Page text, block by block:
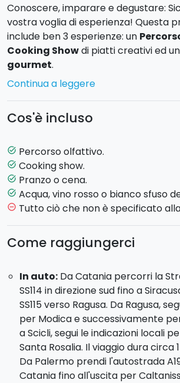
Conoscere, imparare e degustare:
vostra voglia di esperienza! Questa
include ben 3 esperienze: un
Cooking Showdi piatti creativi ed un
gourmet.
L'esperienza si svolge presso
aromatiche: officinali ed
odorandole e gustandole.
Seguirà il Cooking Show con una
culinaria, condotta da uno Chef
verranno realizzate due ricette
stagionali dell'orto in abbinamento
(pesce fritto di terra). Il tutto immersi
splendido giardino sotto un pergolato
Tappa finale è ilpranzo o la cena
prodotti dell'orto ed un mix di erbe
menù verrà deciso in base alla
e sarà composto da "pisci fritti ri
pastella, cavati alla norma, olive
in abbinamento a marmellate,
Continua a leggere
Cos'è incluso
task_alt Percorso olfattivo.
task_alt Cooking show.
task_alt Pranzo o cena.
task_alt Acqua, vino rosso o bianco sfuso
remove_circle_outline Tutto ciò che non è specificato
Come raggiungerci
In auto:Da Catania percorri la
SS114 in direzione sud fino a
SS115 verso Ragusa. Da Ragusa,
per Modica e successivamente
a Scicli, segui le indicazioni locali
Santa Rosalia. Il viaggio dura circa
Da Palermo prendi l'autostrada
Catania fino all'uscita per